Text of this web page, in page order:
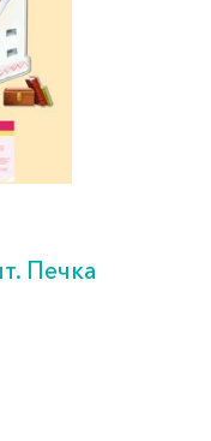
Печка